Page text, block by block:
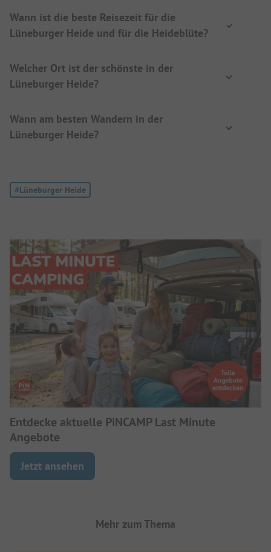
Wann ist die beste Reisezeit für die
Lüneburger Heide und für die Heideblüte?
Welcher Ort ist der schönste in der
Lüneburger Heide?
Wann am besten Wandern in der
Lüneburger Heide?
Tag:
#Lüneburger Heide
Entdecke aktuelle PiNCAMP Last Minute
Angebote
Jetzt ansehen
Mehr zum Thema